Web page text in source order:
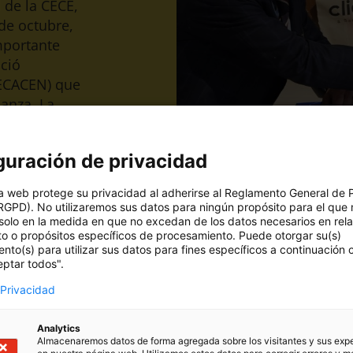
la CECE,
octubre,
que
La
y
y trabajar juntos para promover la innovación en
adaptadas a los retos actuales del sector.
de privacidad
web protege su privacidad al adherirse al Reglamento General de
No utilizaremos sus datos para ningún propósito para el que
en la medida en que no excedan de los datos necesarios en
o propósitos específicos de procesamiento. Puede otorgar su(s)
para utilizar sus datos para fines específicos a continuación
todos".
Analytics
Almacenaremos datos de forma agregada sobre los visitantes y sus